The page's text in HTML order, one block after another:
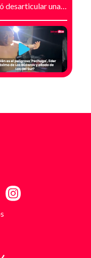
desarticular una
y presión
La
sino con el
a recibir
exigían dinero a
variaban
dependiendo de
cada víctima. A
varios sectores
cámaras de
de analizar